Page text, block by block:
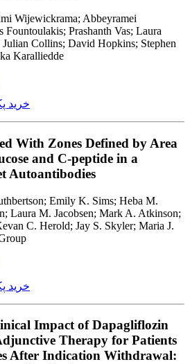
Wijewickrama; Abbeyramei
Prashanth Vas; Laura
Julian Collins; David Hopkins; Stephen
Karalliedde
خرید
With Zones Defined by Area
and C-peptide in a
Autoantibodies
Emily K. Sims; Heba M.
Laura M. Jacobsen; Mark A. Atkinson;
C. Herold; Jay S. Skyler; Maria J.
خرید
Impact of Dapagliflozin
Therapy for Patients
After Indication Withdrawal: